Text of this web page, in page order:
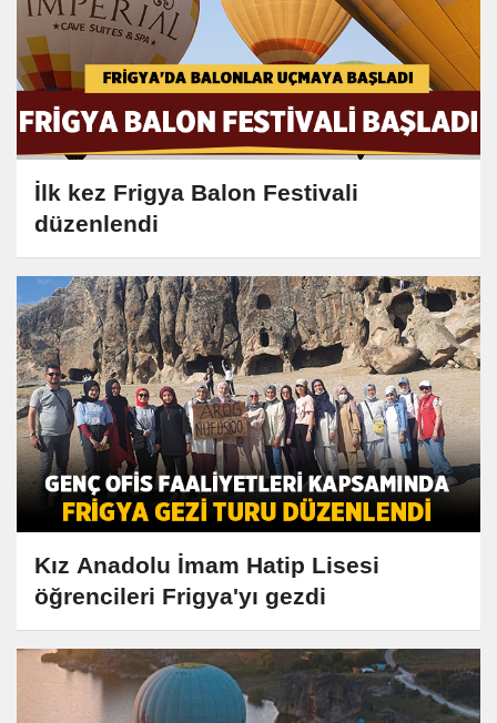
İlk kez Frigya Balon Festivali
düzenlendi
Kız Anadolu İmam Hatip Lisesi
öğrencileri Frigya'yı gezdi